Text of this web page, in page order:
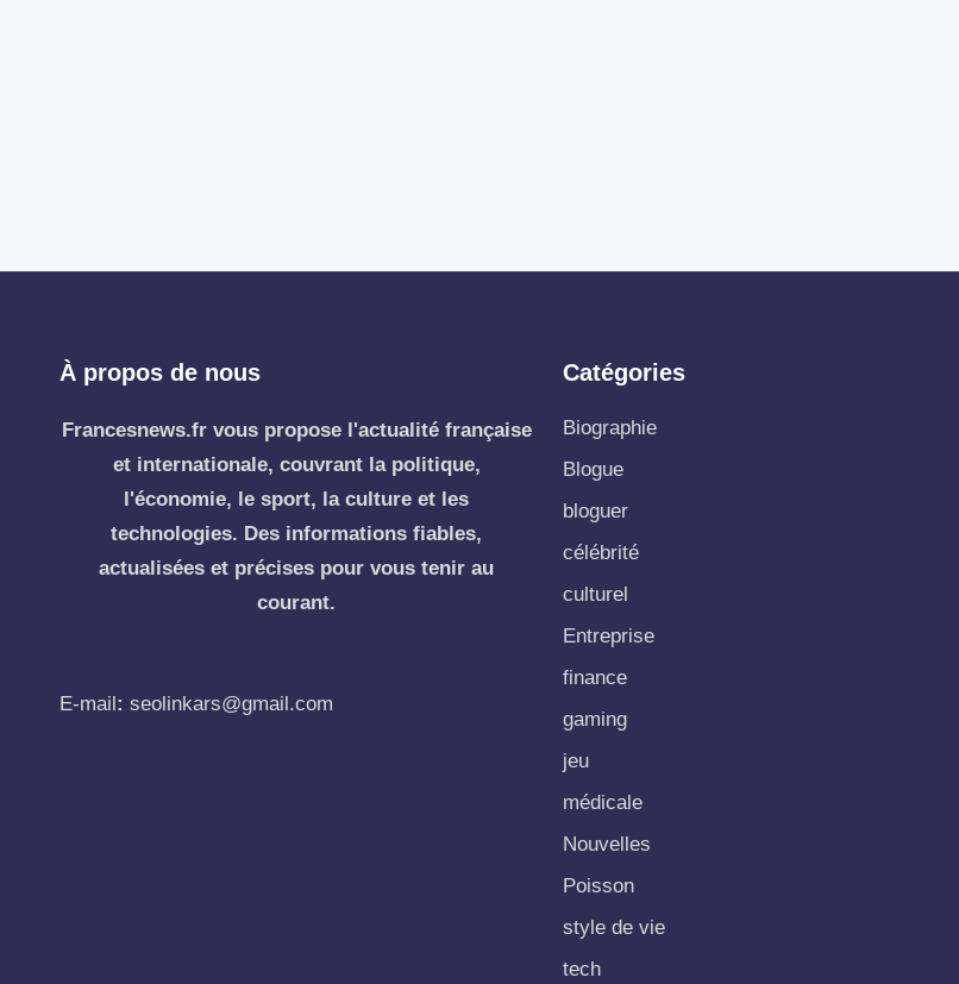
À propos de nous
Francesnews.fr vous propose l'actualité française
et internationale, couvrant la politique,
l'économie, le sport, la culture et les
technologies. Des informations fiables,
actualisées et précises pour vous tenir au
courant.
E-mail: seolinkars@gmail.com
Catégories
Biographie
Blogue
bloguer
célébrité
culturel
Entreprise
finance
gaming
jeu
médicale
Nouvelles
Poisson
style de vie
tech